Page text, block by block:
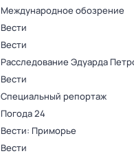
Международное обозрение
Вести
Вести
Расследование Эдуарда
Вести
Специальный репортаж
Погода 24
Вести: Приморье
Вести